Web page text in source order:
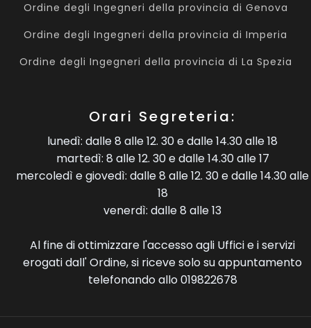
Ordine degli Ingegneri della provincia di Genova
Ordine degli Ingegneri della provincia di Imperia
Ordine degli Ingegneri della provincia di La Spezia
Orari Segreteria:
lunedì: dalle 8 alle 12. 30 e dalle 14.30 alle 18
martedì: 8 alle 12. 30 e dalle 14.30 alle 17
mercoledì e giovedì: dalle 8 alle 12. 30 e dalle 14.30 alle
18
venerdì: dalle 8 alle 13
Al fine di ottimizzare l'accesso agli Uffici e i servizi
erogati dall' Ordine, si riceve solo su appuntamento
telefonando allo 019822678